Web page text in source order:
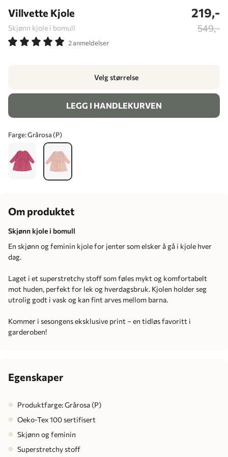
Villvette Kjole
Skjønn kjole i bomull
219,-
549,-
2 anmeldelser
Velg størrelse
LEGG I HANDLEKURVEN
Farge:Grårosa (P)
Om produktet
Skjønn kjole i bomull
En skjønn og feminin kjole for jenter som elsker å gå i kjole hver
dag.
Laget i et superstretchy stoff som føles mykt og komfortabelt
mot huden, perfekt for lek og hverdagsbruk. Kjolen holder seg
utrolig godt i vask og kan fint arves mellom barna.
Kommer i sesongens eksklusive print – en tidløs favoritt i
garderoben!
Egenskaper
Produktfarge: Grårosa (P)
Oeko-Tex 100 sertifisert
Skjønn og feminin
Superstretchy stoff